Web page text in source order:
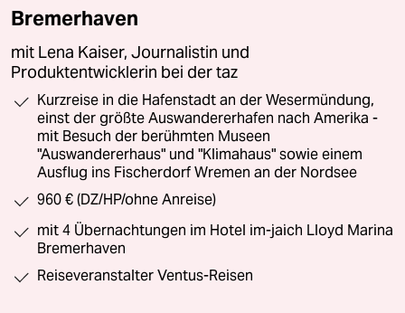
Bremerhaven
mit Lena Kaiser, Journalistin und
Produktentwicklerin bei der taz
Kurzreise in die Hafenstadt an der Wesermündung,
einst der größte Auswandererhafen nach Amerika -
mit Besuch der berühmten Museen
"Auswandererhaus" und "Klimahaus" sowie einem
Ausflug ins Fischerdorf Wremen an der Nordsee
960 € (DZ/HP/ohne Anreise)
mit 4 Übernachtungen im Hotel im-jaich Lloyd Marina
Bremerhaven
Reiseveranstalter Ventus-Reisen